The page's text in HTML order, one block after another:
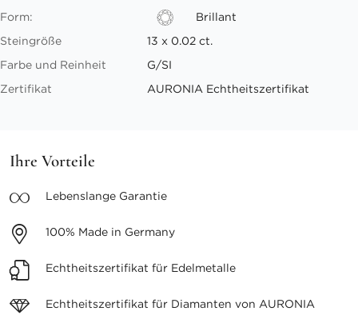
Form:
Brillant
Steingröße
13 x 0.02 ct.
Farbe und Reinheit
G/SI
Zertifikat
AURONIA Echtheitszertifikat
Ihre Vorteile
Lebenslange Garantie
100% Made in Germany
Echtheitszertifikat für Edelmetalle
Echtheitszertifikat für Diamanten von AURONIA